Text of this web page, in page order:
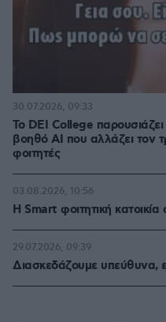
Το DEI College
βοηθό AI που αλλάζει τον
φοιτητές
30.07.2026, 09:33
Η Smart φοιτητική
03.08.2026, 10:56
Διασκεδάζουμε υπεύθυνα,
29.07.2026, 09:39